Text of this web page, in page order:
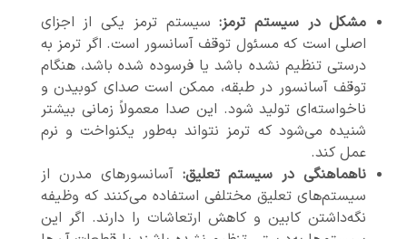
مشکل در سیستم ترمز:سیستم ترمز یکی از اجزای
اصلی است که مسئول توقف آسانسور است. اگر ترمز به
درستی تنظیم نشده باشد یا فرسوده شده باشد، هنگام
توقف آسانسور در طبقه، ممکن است صدای کوبیدن و
ناخواسته‌ای تولید شود. این صدا معمولاً زمانی بیشتر
شنیده می‌شود که ترمز نتواند به‌طور یکنواخت و نرم
عمل کند.
ناهماهنگی در سیستم تعلیق:آسانسورهای مدرن از
سیستم‌های تعلیق مختلفی استفاده می‌کنند که وظیفه
نگه‌داشتن کابین و کاهش ارتعاشات را دارند. اگر این